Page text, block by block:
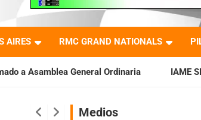
AIRES RMC GRAND NATIONALS
Ordinaria IAME SERIES ARGENTINA:
Medios